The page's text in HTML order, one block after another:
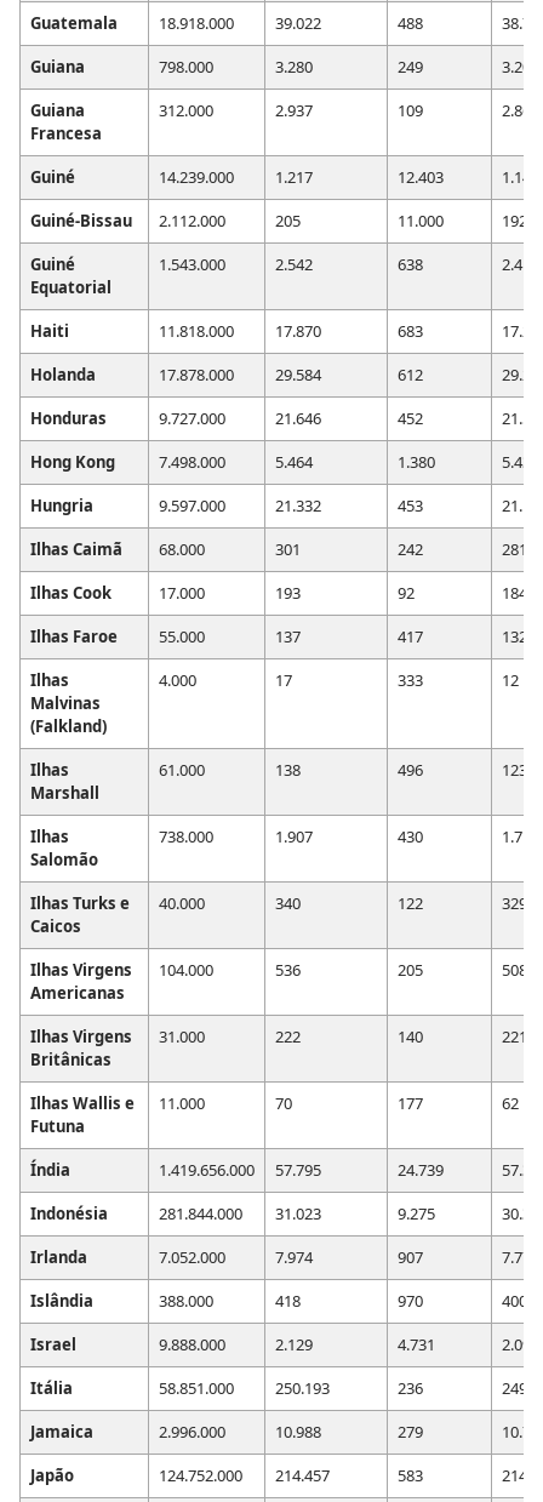
Guatemala 18.918.000 39.022 488
Guiana
798.000 3.280 249
3.201
Guiana
Francesa
312.000 2.937 109 2.869
Guiné 14.239.000 1.217 12.403
1.148
Guiné-Bissau
2.112.000 205 11.000
192
Guiné
Equatorial
1.543.000 2.542 638 2.417
Haiti 11.818.000 17.870 683
Holanda
17.878.000 29.584 612
Honduras
9.727.000 21.646 452
Hong Kong
7.498.000 5.464 1.380
5.432
Hungria
9.597.000 21.332 453
Ilhas Caimã
68.000 301 242
281
Ilhas Cook
17.000 193 92
184
Ilhas Faroe
55.000 137 417
132
Ilhas
Malvinas
(Falkland)
4.000 17 333 12
Ilhas
Marshall
61.000 138 496 123
Ilhas
Salomão
738.000 1.907 430 1.715
Ilhas Turks e
Caicos
40.000 340 122 329
Ilhas Virgens
Americanas
104.000 536 205 508
Ilhas Virgens
Britânicas
31.000 222 140 221
Ilhas Wallis e
Futuna
11.000 70 177 62
Índia 1.419.656.000 57.795 24.739
Indonésia
281.844.000 31.023 9.275
Irlanda
7.052.000 7.974 907
7.775
Islândia
388.000 418 970
400
Israel
9.888.000 2.129 4.731
2.090
Itália
58.851.000 250.193 236
Jamaica
2.996.000 10.988 279
Japão
124.752.000 214.457 583